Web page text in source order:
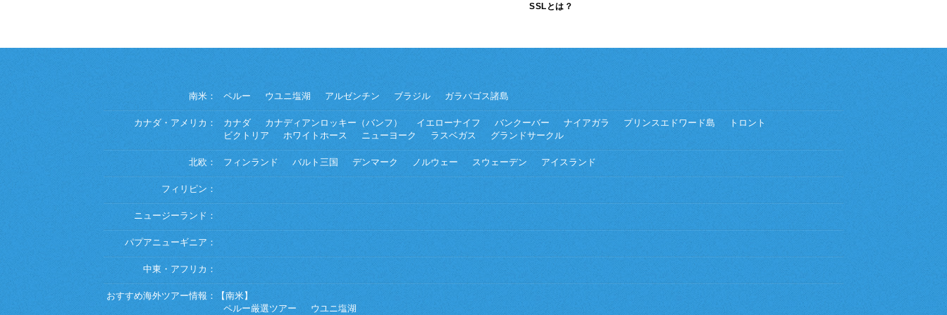
SSLとは？
南米： ペルー ウユニ塩湖 アルゼンチン ブラジル ガラパゴス諸島
カナダ・アメリカ： カナダ カナディアンロッキー（バンフ） イエローナイフ バンクーバー ナイアガラ プリンスエドワード島
トロント
ビクトリア
ホワイトホース ニューヨーク ラスベガス グランドサークル
北欧： フィンランド バルト三国 デンマーク ノルウェー スウェーデン アイスランド
フィリピン：
ニュージーランド：
パプアニューギニア：
中東・アフリカ：
おすすめ海外ツアー情報：
【南米】
ペルー厳選ツアー
ウユニ塩湖